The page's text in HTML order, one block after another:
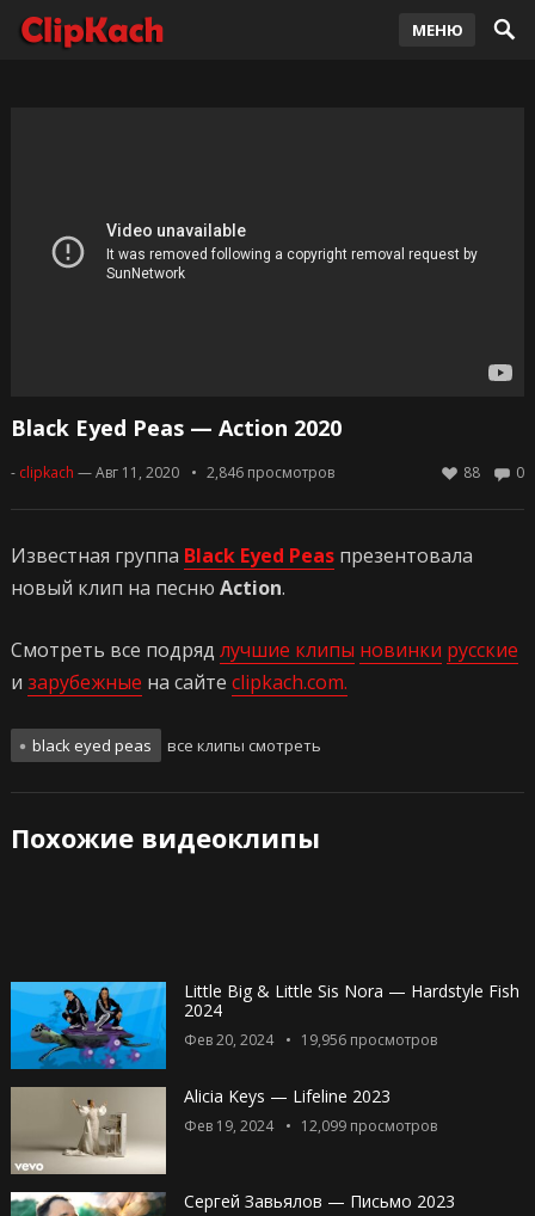
МЕНЮ
Black Eyed Peas — Action 2020
- clipkach — Авг 11, 2020 2,846просмотров 0
88
Известная группа Black Eyed Peasпрезентовала
новый клип на песню Action.
Смотреть все подряд лучшие клипы новинки русские
и зарубежные на сайте clipkach.com.
black eyed peas все клипы смотреть
Похожие видеоклипы
Little Big & Little Sis Nora — Hardstyle Fish
2024
Фев 20, 2024 19,956просмотров
Alicia Keys — Lifeline 2023
Фев 19, 2024 12,099просмотров
Сергей Завьялов — Письмо 2023